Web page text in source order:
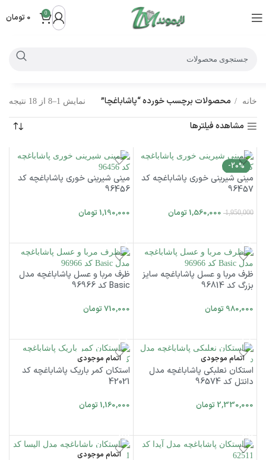
0
0 تومان
خانه محصولات برچسب خورده “پاشاباغچا” نمایش 1–8 از 18 نتیجه
مشاهده فیلترها
-20%
مینی شیرینی خوری پاشاباغچه کد
96457
1,950,000
1,560,000 تومان
مینی شیرینی خوری پاشاباغچه کد
96456
1,190,000 تومان
ظرف مربا و عسل پاشاباغچه سایز
بزرگ کد 96814
980,000 تومان
ظرف مربا و عسل پاشاباغچه مدل
Basic کد 96966
710,000 تومان
اتمام موجودی
استکان نعلبکی پاشاباغچه مدل
دانتل کد 96574
2,330,000 تومان
اتمام موجودی
استکان کمر باریک پاشاباغچه کد
42021
1,160,000 تومان
اتمام موجودی